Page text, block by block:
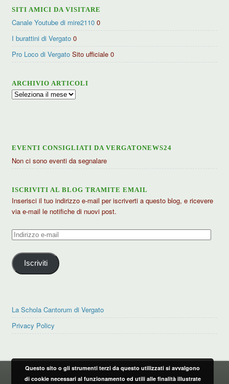
SITI AMICI DA VISITARE
Canale Youtube di mire2110 0
I burattini di Vergato 0
Pro Loco di Vergato Sito ufficiale 0
ARCHIVIO ARTICOLI
Archivio
EVENTI CONSIGLIATI DA VERGATONEWS24
Non ci sono eventi da segnalare
ISCRIVITI AL BLOG TRAMITE EMAIL
Inserisci il tuo indirizzo e-mail per iscriverti a questo blog, e ricevere
via e-mail le notifiche di nuovi post.
Indirizzo
mail
Iscriviti
La Schola Cantorum di Vergato
Privacy Policy
PRIVACY POLICY
Questo sito o gli strumenti terzi da questo utilizzati si avvalgono
di cookie necessari al funzionamento ed utili alle finalità illustrate